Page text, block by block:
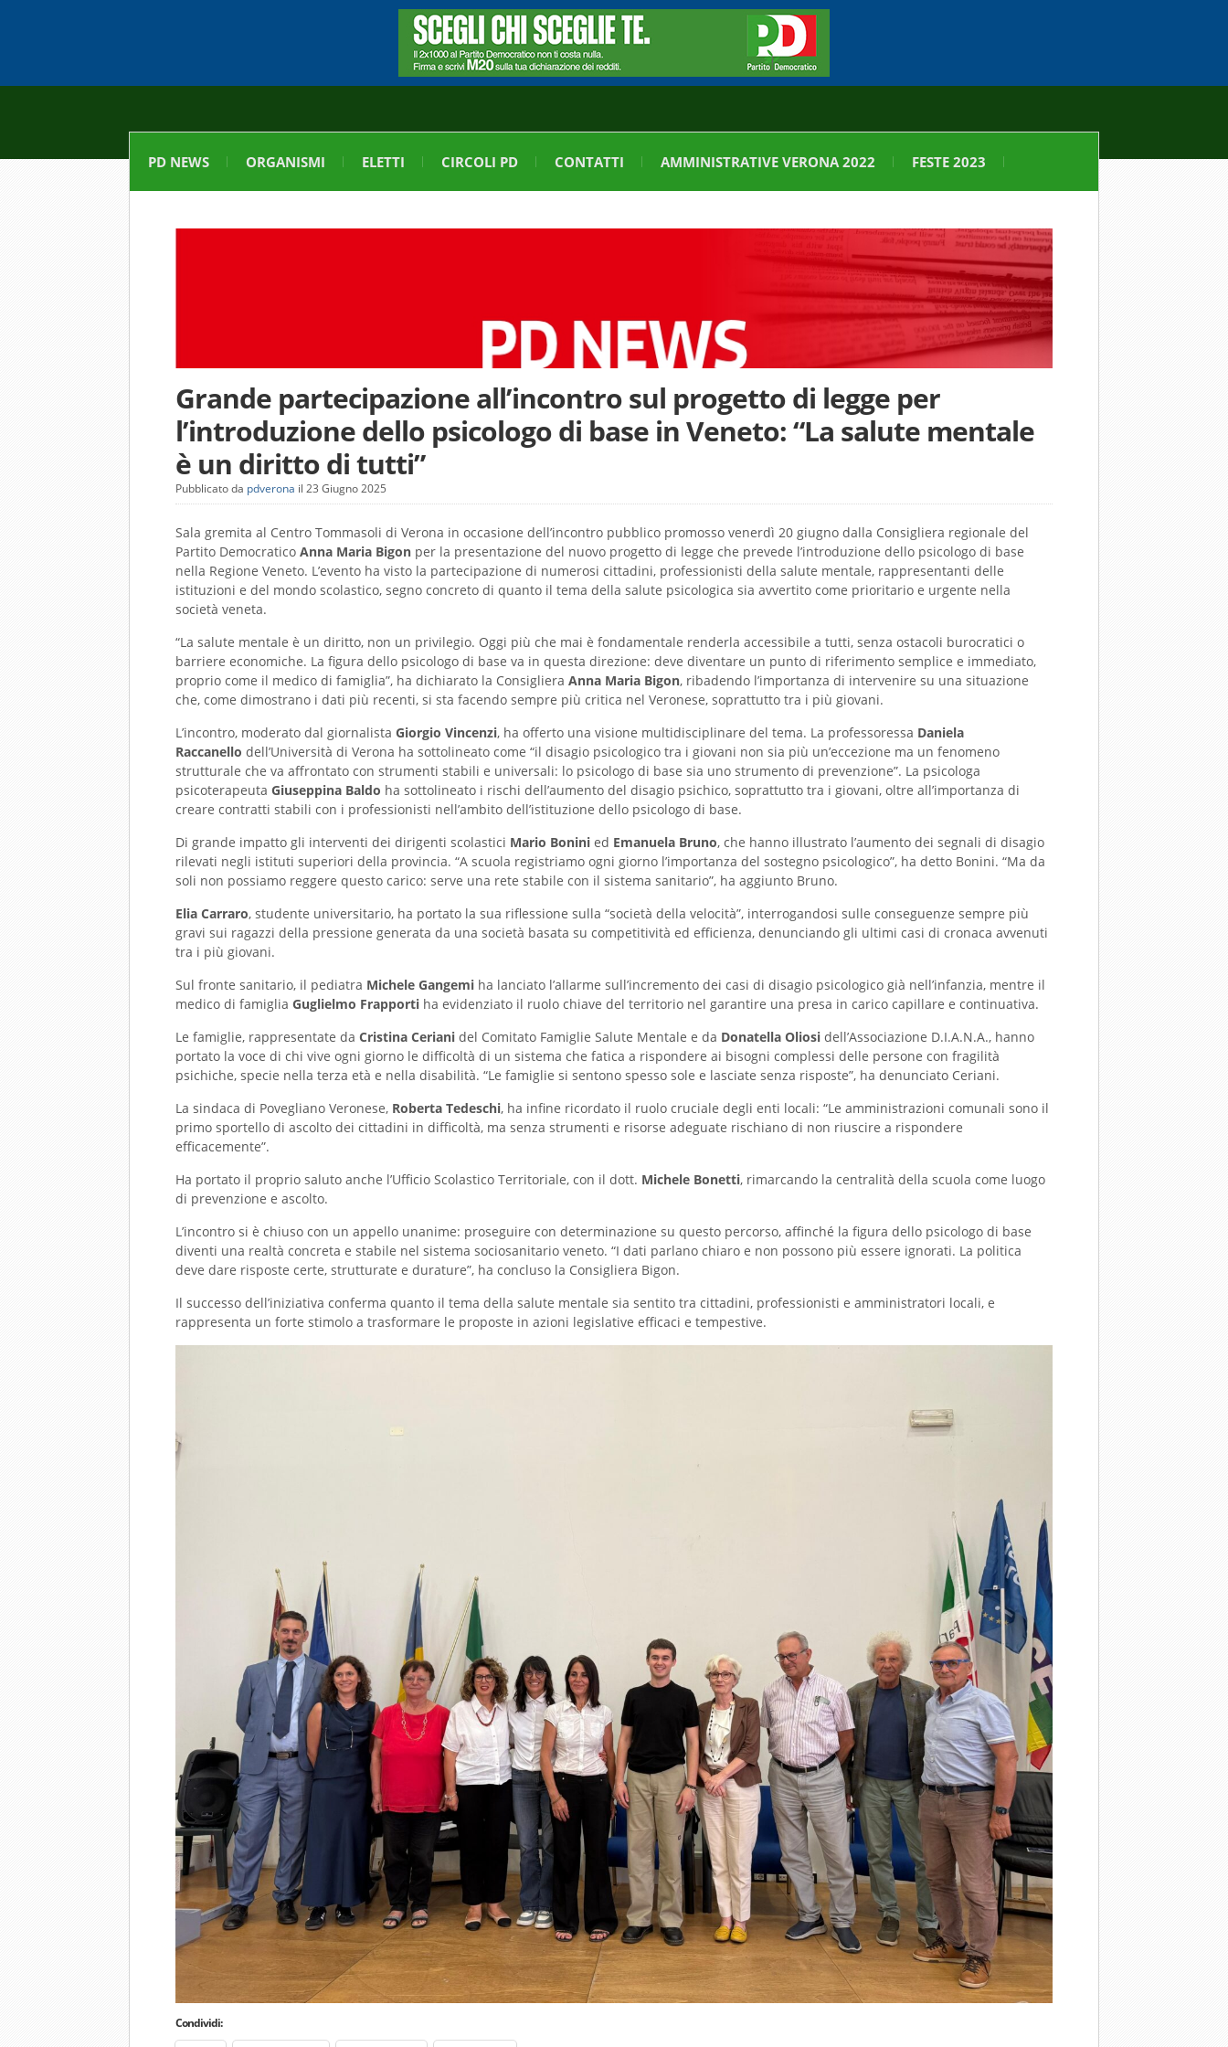
PD NEWS ORGANISMI ELETTI CIRCOLI PD CONTATTI AMMINISTRATIVE VERONA 2022 FESTE 2023
Grande partecipazione all’incontro sul progetto di legge per
l’introduzione dello psicologo di base in Veneto: “La salute mentale
è un diritto di tutti”
Pubblicato da pdverona il 23 Giugno 2025
Sala gremita al Centro Tommasoli di Verona in occasione dell’incontro pubblico promosso venerdì 20 giugno dalla Consigliera regionale del
Partito Democratico Anna Maria Bigon per la presentazione del nuovo progetto di legge che prevede l’introduzione dello psicologo di base
nella Regione Veneto. L’evento ha visto la partecipazione di numerosi cittadini, professionisti della salute mentale, rappresentanti delle
istituzioni e del mondo scolastico, segno concreto di quanto il tema della salute psicologica sia avvertito come prioritario e urgente nella
società veneta.
“La salute mentale è un diritto, non un privilegio. Oggi più che mai è fondamentale renderla accessibile a tutti, senza ostacoli burocratici o
barriere economiche. La figura dello psicologo di base va in questa direzione: deve diventare un punto di riferimento semplice e immediato,
proprio come il medico di famiglia”, ha dichiarato la Consigliera Anna Maria Bigon, ribadendo l’importanza di intervenire su una situazione
che, come dimostrano i dati più recenti, si sta facendo sempre più critica nel Veronese, soprattutto tra i più giovani.
L’incontro, moderato dal giornalista Giorgio Vincenzi, ha offerto una visione multidisciplinare del tema. La professoressa Daniela
Raccanello dell’Università di Verona ha sottolineato come “il disagio psicologico tra i giovani non sia più un’eccezione ma un fenomeno
strutturale che va affrontato con strumenti stabili e universali: lo psicologo di base sia uno strumento di prevenzione”. La psicologa
psicoterapeuta Giuseppina Baldo ha sottolineato i rischi dell’aumento del disagio psichico, soprattutto tra i giovani, oltre all’importanza di
creare contratti stabili con i professionisti nell’ambito dell’istituzione dello psicologo di base.
Di grande impatto gli interventi dei dirigenti scolastici Mario Bonini ed Emanuela Bruno, che hanno illustrato l’aumento dei segnali di disagio
rilevati negli istituti superiori della provincia. “A scuola registriamo ogni giorno l’importanza del sostegno psicologico”, ha detto Bonini. “Ma da
soli non possiamo reggere questo carico: serve una rete stabile con il sistema sanitario”, ha aggiunto Bruno.
Elia Carraro, studente universitario, ha portato la sua riflessione sulla “società della velocità”, interrogandosi sulle conseguenze sempre più
gravi sui ragazzi della pressione generata da una società basata su competitività ed efficienza, denunciando gli ultimi casi di cronaca avvenuti
tra i più giovani.
Sul fronte sanitario, il pediatra Michele Gangemi ha lanciato l’allarme sull’incremento dei casi di disagio psicologico già nell’infanzia, mentre il
medico di famiglia Guglielmo Frapporti ha evidenziato il ruolo chiave del territorio nel garantire una presa in carico capillare e continuativa.
Le famiglie, rappresentate da Cristina Ceriani del Comitato Famiglie Salute Mentale e da Donatella Oliosi dell’Associazione D.I.A.N.A., hanno
portato la voce di chi vive ogni giorno le difficoltà di un sistema che fatica a rispondere ai bisogni complessi delle persone con fragilità
psichiche, specie nella terza età e nella disabilità. “Le famiglie si sentono spesso sole e lasciate senza risposte”, ha denunciato Ceriani.
La sindaca di Povegliano Veronese, Roberta Tedeschi, ha infine ricordato il ruolo cruciale degli enti locali: “Le amministrazioni comunali sono il
primo sportello di ascolto dei cittadini in difficoltà, ma senza strumenti e risorse adeguate rischiano di non riuscire a rispondere
efficacemente”.
Ha portato il proprio saluto anche l’Ufficio Scolastico Territoriale, con il dott. Michele Bonetti, rimarcando la centralità della scuola come luogo
di prevenzione e ascolto.
L’incontro si è chiuso con un appello unanime: proseguire con determinazione su questo percorso, affinché la figura dello psicologo di base
diventi una realtà concreta e stabile nel sistema sociosanitario veneto. “I dati parlano chiaro e non possono più essere ignorati. La politica
deve dare risposte certe, strutturate e durature”, ha concluso la Consigliera Bigon.
Il successo dell’iniziativa conferma quanto il tema della salute mentale sia sentito tra cittadini, professionisti e amministratori locali, e
rappresenta un forte stimolo a trasformare le proposte in azioni legislative efficaci e tempestive.
Condividi: